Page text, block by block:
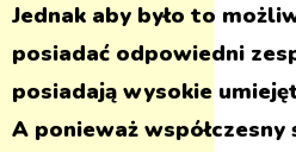
Jednak aby było to
posiadać odpowiedni
posiadają wysokie
A ponieważ